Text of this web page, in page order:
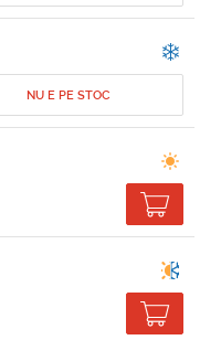
NU E PE STOC